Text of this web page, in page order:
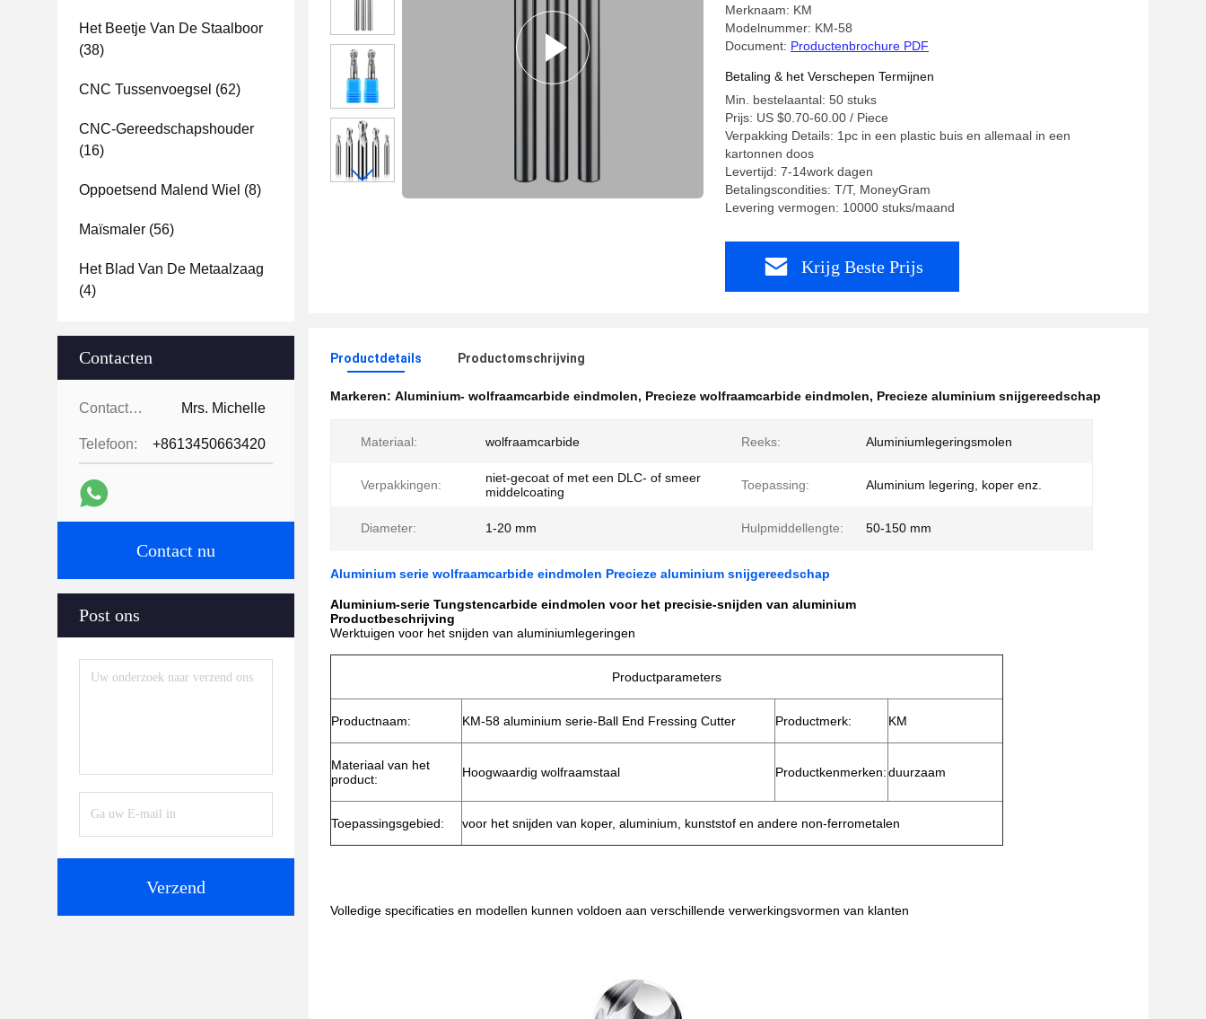
Het Beetje Van De Staalboor
(38)
CNC Tussenvoegsel (62)
CNC-Gereedschapshouder
(16)
Oppoetsend Malend Wiel (8)
Maïsmaler (56)
Het Blad Van De Metaalzaag
(4)
Contacten
Contacten: Mrs. Michelle
Telefoon: +8613450663420
Contact nu
Post ons
Verzend
Merknaam: KM
Modelnummer: KM-58
Document: Productenbrochure PDF
Betaling & het Verschepen Termijnen
Min. bestelaantal: 50 stuks
Prijs: US $0.70-60.00 / Piece
Verpakking Details: 1pc in een plastic buis en allemaal in een
kartonnen doos
Levertijd: 7-14work dagen
Betalingscondities: T/T, MoneyGram
Levering vermogen: 10000 stuks/maand
Krijg Beste Prijs
Productdetails Productomschrijving
Markeren: Aluminium- wolfraamcarbide eindmolen, Precieze wolfraamcarbide eindmolen, Precieze aluminium snijgereedschap
Materiaal: wolfraamcarbide Reeks: Aluminiumlegeringsmolen
Verpakkingen:
niet-gecoat of met een DLC- of smeer
middelcoating
Toepassing: Aluminium legering, koper enz.
Diameter: 1-20 mm Hulpmiddellengte: 50-150 mm
Aluminium serie wolfraamcarbide eindmolen Precieze aluminium snijgereedschap
Aluminium-serie Tungstencarbide eindmolen voor het precisie-snijden van aluminium
Productbeschrijving
Werktuigen voor het snijden van aluminiumlegeringen
Productparameters
Productnaam: KM-58 aluminium serie-Ball End Fressing Cutter Productmerk: KM
Materiaal van het
product:
Hoogwaardig wolfraamstaal Productkenmerken:duurzaam
Toepassingsgebied: voor het snijden van koper, aluminium, kunststof en andere non-ferrometalen
Volledige specificaties en modellen kunnen voldoen aan verschillende verwerkingsvormen van klanten